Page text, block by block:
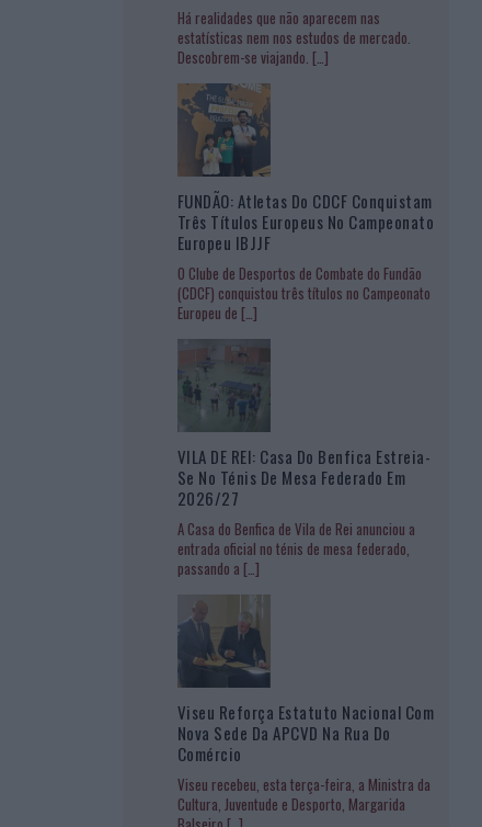
Há realidades que não aparecem nas
estatísticas nem nos estudos de mercado.
Descobrem-se viajando. […]
FUNDÃO: Atletas Do CDCF Conquistam
Três Títulos Europeus No Campeonato
Europeu IBJJF
O Clube de Desportos de Combate do Fundão
(CDCF) conquistou três títulos no Campeonato
Europeu de […]
VILA DE REI: Casa Do Benfica Estreia-
Se No Ténis De Mesa Federado Em
2026/27
A Casa do Benfica de Vila de Rei anunciou a
entrada oficial no ténis de mesa federado,
passando a […]
Viseu Reforça Estatuto Nacional Com
Nova Sede Da APCVD Na Rua Do
Comércio
Viseu recebeu, esta terça-feira, a Ministra da
Cultura, Juventude e Desporto, Margarida